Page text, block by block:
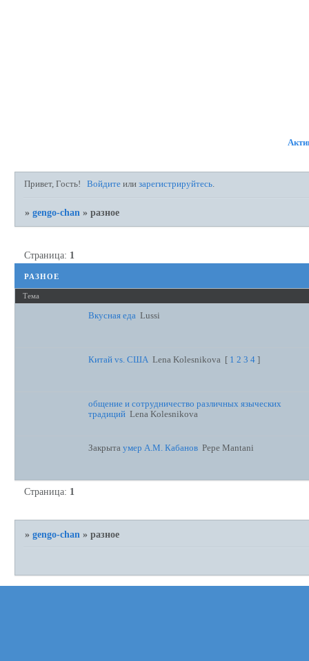
Привет, Гость! Войдите илизарегистрируйтесь.
»gengo-chan »разное
разное
Страница: 1
Тема
Вкусная еда Lussi
Китай vs. США Lena Kolesnikova [ 1 2 3 4 ]
общение и сотрудничество различных языческих
традиций Lena Kolesnikova
Закрыта умер А.М. Кабанов Pepe Mantani
Страница: 1
»gengo-chan »разное